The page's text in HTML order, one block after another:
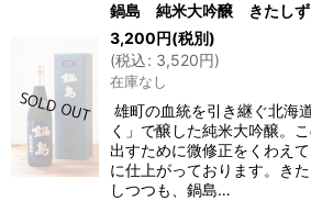
鍋島 純米大吟醸 きたし
3,200円(税別)
(税込: 3,520円)
在庫なし
雄町の血統を引き継ぐ北海
く」で醸した純米大吟醸。
出すために微修正をくわえ
に仕上がっております。き
しつつも、鍋島…